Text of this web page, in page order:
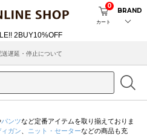
カート
0
BRAND
遅延・停止について
内
パンツなど定番アイテムを取り揃えておりま
ガン ニット・セーターなどの商品も充